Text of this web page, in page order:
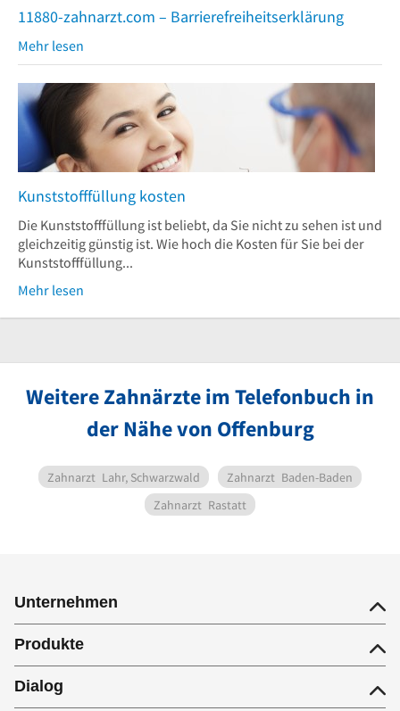
11880-zahnarzt.com – Barrierefreiheitserklärung
Mehr lesen
Kunststofffüllung kosten
Die Kunststofffüllung ist beliebt, da Sie nicht zu sehen ist und
gleichzeitig günstig ist. Wie hoch die Kosten für Sie bei der
Kunststofffüllung...
Mehr lesen
Weitere Zahnärzte im Telefonbuch in
der Nähe von Offenburg
Zahnarzt Lahr, Schwarzwald Zahnarzt Baden-Baden
Zahnarzt Rastatt
Unternehmen
Produkte
Dialog